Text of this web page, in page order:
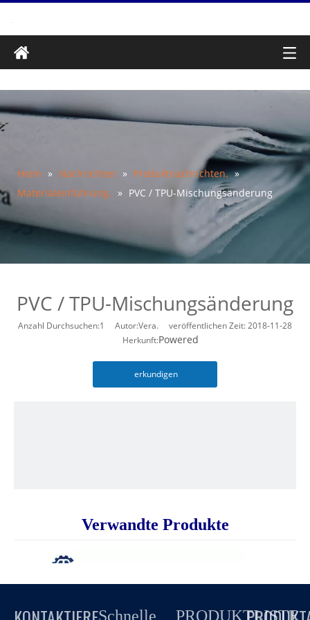
Heim » Nachrichten » Produktnachrichten. »
Materialeinführung. » PVC / TPU-Mischungsänderung
PVC / TPU-Mischungsänderung
Anzahl Durchsuchen:1
Autor:Vera. veröffentlichen Zeit: 2018-11-28
Herkunft:Powered
erkundigen
Verwandte Produkte
Schnelle
PRODUKTLISTE